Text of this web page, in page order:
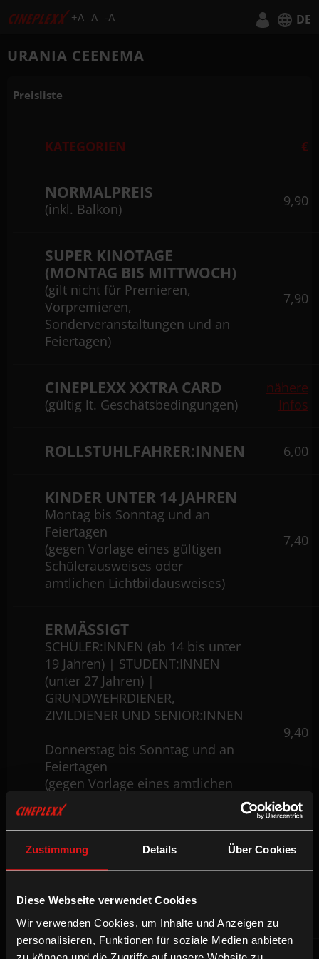
Zustimmung Details Über Cookies
Diese Webseite verwendet Cookies
Wir verwenden Cookies, um Inhalte und Anzeigen zu
personalisieren, Funktionen für soziale Medien anbieten
+A A -A DE
Deutsch
URANIA CEENEMA
Preisliste
KATEGORIEN €
NORMALPREIS
(inkl. Balkon) 9,90
SUPER KINOTAGE
(MONTAG BIS MITTWOCH)
(gilt nicht für Premieren,
Vorpremieren,
Sonderveranstaltungen und an
Feiertagen)
7,90
CINEPLEXX XXTRA CARD
(gültig lt. Geschätsbedingungen)
nähere
Infos
ROLLSTUHLFAHRER:INNEN 6,00
KINDER UNTER 14 JAHREN
Montag bis Sonntag und an
Feiertagen
(gegen Vorlage eines gültigen
Schülerausweises oder
amtlichen Lichtbildausweises)
7,40
ERMÄSSIGT
SCHÜLER:INNEN (ab 14 bis unter
19 Jahren) | STUDENT:INNEN
(unter 27 Jahren) |
GRUNDWEHRDIENER,
ZIVILDIENER UND SENIOR:INNEN
Donnerstag bis Sonntag und an
Feiertagen
(gegen Vorlage eines amtlichen
Lichtbildausweises bzw.
dementsprechenden
Nachweises)
9,40
(gegen Vorlage der Clubkarte bis zu 2 Tickets